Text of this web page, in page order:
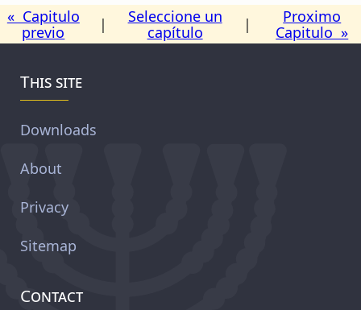
« Capitulo
previo
|
Seleccione un
capítulo
|
Proximo
Capitulo »
This site
Downloads
About
Privacy
Sitemap
Contact